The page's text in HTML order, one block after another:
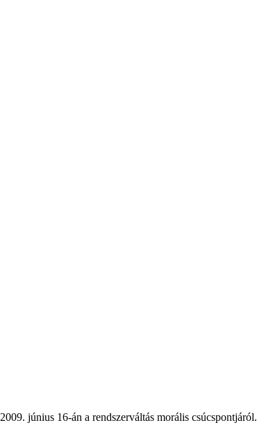
június 16-án a rendszerváltás morális csúcspontjáról.